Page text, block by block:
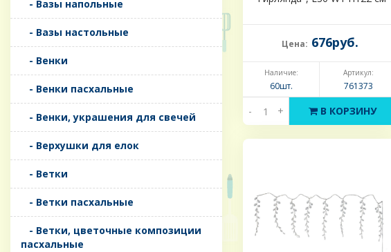
- Вазы напольные
- Вазы настольные
- Венки
- Венки пасхальные
- Венки, украшения для свечей
- Верхушки для елок
- Ветки
- Ветки пасхальные
- Ветки, цветочные композиции
пасхальные
Цена: 676руб.
Наличие:
60шт.
Артикул:
761373
- + В КОРЗИНУ